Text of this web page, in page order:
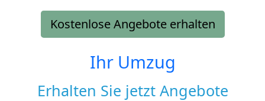
Kostenlose Angebote erhalten
Ihr Umzug
Erhalten Sie jetzt Angebote